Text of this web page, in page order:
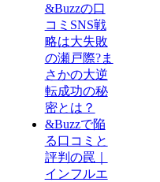
&Buzzの口
コミSNS戦
略は大失敗
の瀬戸際?ま
さかの大逆
転成功の秘
密とは？
&Buzzで陥
る口コミと
評判の罠｜
インフルエ